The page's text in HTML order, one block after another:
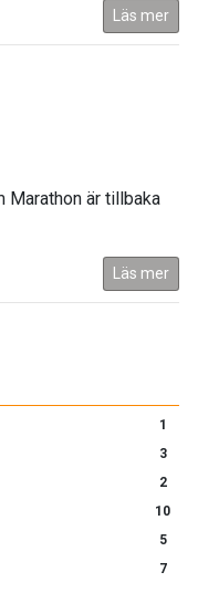
1
3
2
10
5
7
Läs mer
Marathon är tillbaka
Läs mer